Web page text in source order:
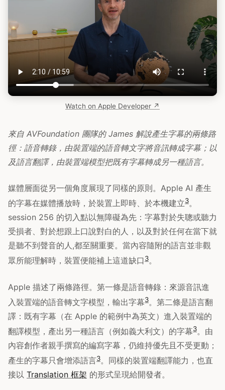
Watch on Apple Developer ↗
來自 AVFoundation 團隊的 James 解說產生字幕的兩條路
徑：語音轉錄，由裝置端的語音轉文字將音訊轉成字幕；以
及語言翻譯，由裝置端模型把既有字幕轉成另一種語言。
媒體層面從另一個角度展現了同樣的原則。Apple AI 產生
的字幕在媒體播放時，於裝置上即時、於本機建立3。
session 256 的切入點以無障礙為先：字幕對於失聰或聽力
受損者、對於想跟上口說對白的人，以及對於任何在當下就
是聽不到聲音的人,都至關重要。當內容隨附的語言並非觀
眾所能理解時，裝置便能補上這道缺口3。
Apple 描述了兩條路徑。第一條是語音轉錄：來源音訊進
入裝置端的語音轉文字模型，輸出字幕3。第二條是語言翻
譯：既有字幕（在 Apple 的範例中為英文）進入裝置端的
翻譯模型，產出另一種語言（例如義大利文）的字幕3。由
內容創作者親手撰寫的編寫字幕，仍維持優先且不受更動；
產生的字幕只會增添語言3。同樣的裝置端翻譯能力，也直
接以 Translation 框架 的形式呈現給開發者。